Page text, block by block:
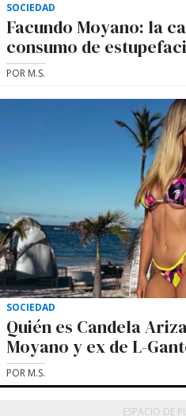
SOCIEDAD
Facundo Moyano: la
consumo de
POR M.S.
SOCIEDAD
Quién es Candela
Moyano y ex de L-
POR M.S.